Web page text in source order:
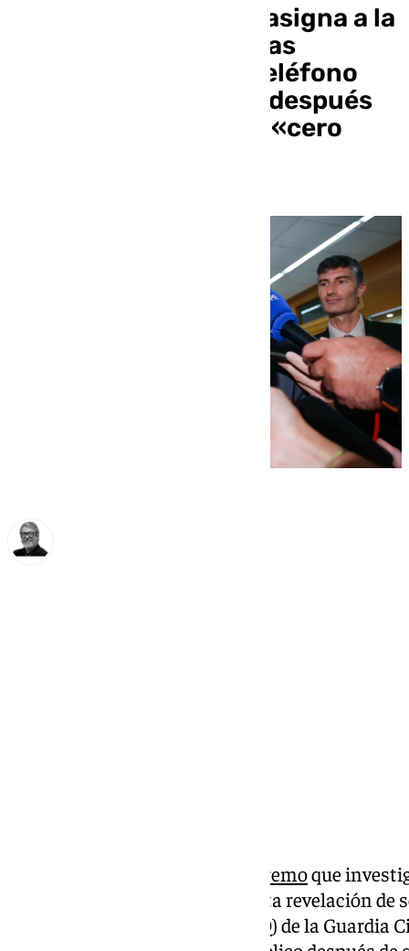
El magistrado del TS asigna a la
UCO nuevas diligencias
relacionadas con el teléfono
móvil de García Ortiz después
de haber encontrado «cero
Tribunal Supremoque
Álvaro García Ortiz, por presunta revelación de
UCO) de la Guardia